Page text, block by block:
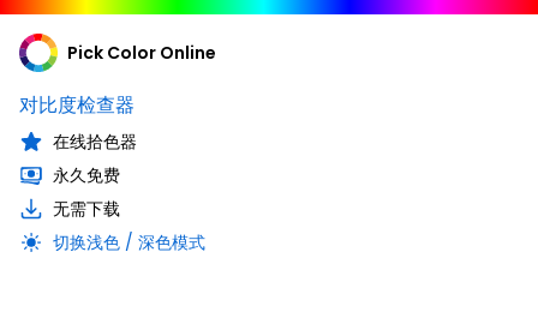
Pick Color Online
对比度检查器
在线拾色器
永久免费
无需下载
切换浅色 / 深色模式